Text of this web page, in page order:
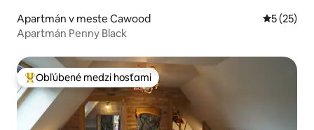
Apartmán v meste Cawood
5 (25)
Apartmán Penny Black
Najobľúbenejšie medzi hosťami
Obľúbené medzi hosťami